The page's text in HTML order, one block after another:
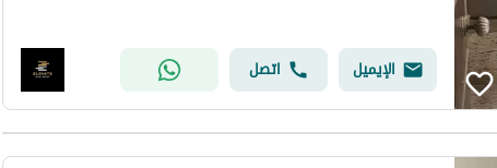
الإيميل اتصل